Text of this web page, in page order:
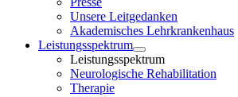
Unsere Leitgedanken
Akademisches Lehrkrankenhaus
Leistungsspektrum
Leistungsspektrum
Neurologische Rehabilitation
Therapie